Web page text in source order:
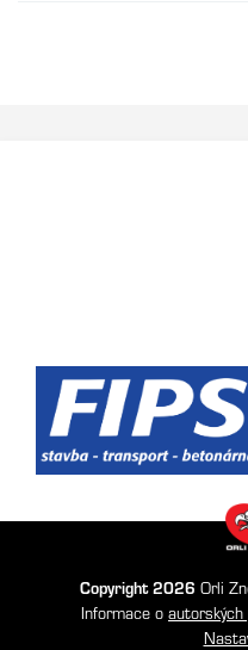
Copyright 2026 Orli
Informace o